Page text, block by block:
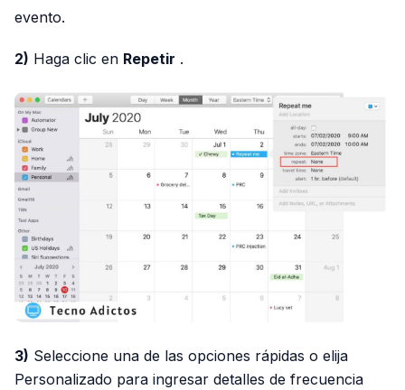
evento.
2) Haga clic en Repetir .
3) Seleccione una de las opciones rápidas o elija
Personalizado para ingresar detalles de frecuencia